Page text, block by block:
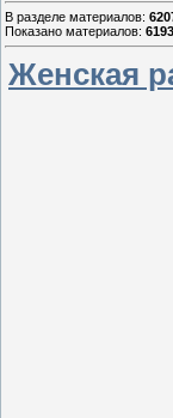
В разделе материалов:
Показано материалов:
Женская